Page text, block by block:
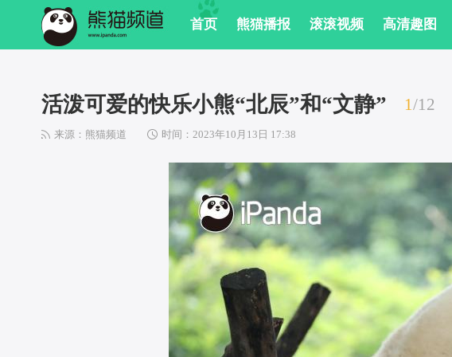
首页 熊猫播报 滚滚视频 高清趣图
活泼可爱的快乐小熊“北辰”和“文静” 1/12
来源：熊猫频道 时间：2023年10月13日 17:38